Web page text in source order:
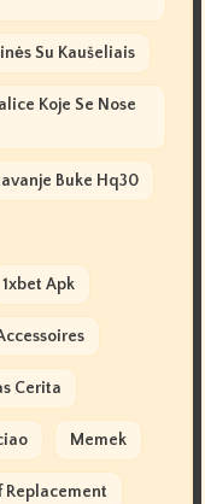
Su Kaušeliais
Koje Se Nose
Buke Hq30
1xbet Apk
Cerita
Memek
Replacement